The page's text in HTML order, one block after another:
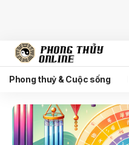
Phong thuỷ & Cuộc sống